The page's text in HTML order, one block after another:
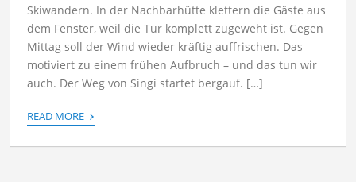
Skiwandern. In der Nachbarhütte klettern die Gäste aus
dem Fenster, weil die Tür komplett zugeweht ist. Gegen
Mittag soll der Wind wieder kräftig auffrischen. Das
motiviert zu einem frühen Aufbruch – und das tun wir
auch. Der Weg von Singi startet bergauf. […]
READ MORE ›